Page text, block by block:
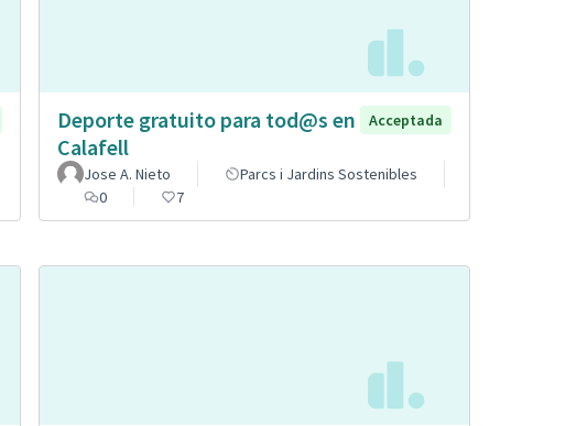
Deporte gratuito para tod@s en
Calafell
Acceptada
Jose A. Nieto
Parcs i Jardins Sostenibles
0
7